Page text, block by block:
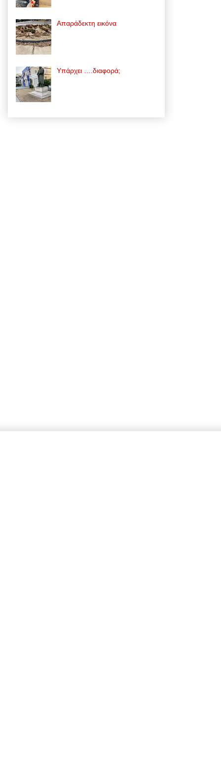
Απαράδεκτη εικόνα
Υπάρχει ….διαφορά;